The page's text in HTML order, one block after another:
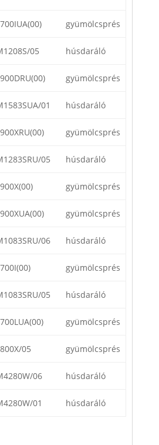
gyümölcsprés
05 húsdaráló
gyümölcsprés
01 húsdaráló
gyümölcsprés
05 húsdaráló
gyümölcsprés
gyümölcsprés
06 húsdaráló
gyümölcsprés
05 húsdaráló
gyümölcsprés
05 gyümölcsprés
06 húsdaráló
01 húsdaráló